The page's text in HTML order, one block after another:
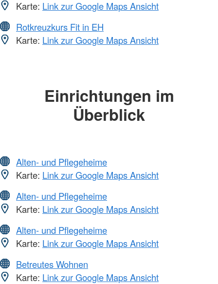
Karte: Link zur Google Maps Ansicht
Rotkreuzkurs Fit in EH
Karte: Link zur Google Maps Ansicht
Einrichtungen im
Überblick
Alten- und Pflegeheime
Karte: Link zur Google Maps Ansicht
Alten- und Pflegeheime
Karte: Link zur Google Maps Ansicht
Alten- und Pflegeheime
Karte: Link zur Google Maps Ansicht
Betreutes Wohnen
Karte: Link zur Google Maps Ansicht